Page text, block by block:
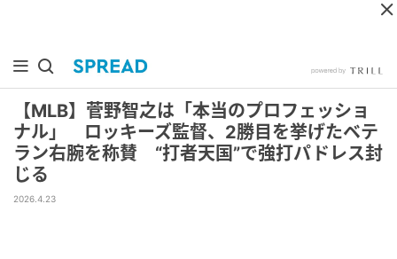
【MLB】菅野智之は「本当のプロフェッショ
ナル」 ロッキーズ監督、2勝目を挙げたベテ
ラン右腕を称賛 “打者天国”で強打パドレス封
じる
2026.4.23